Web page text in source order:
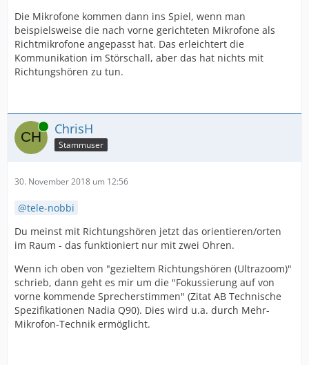
Die Mikrofone kommen dann ins Spiel, wenn man
beispielsweise die nach vorne gerichteten Mikrofone als
Richtmikrofone angepasst hat. Das erleichtert die
Kommunikation im Störschall, aber das hat nichts mit
Richtungshören zu tun.
Online ChrisH
Stammuser
30. November 2018 um 12:56
tele-nobbi
Du meinst mit Richtungshören jetzt das orientieren/orten
im Raum - das funktioniert nur mit zwei Ohren.
Wenn ich oben von "gezieltem Richtungshören (Ultrazoom)"
schrieb, dann geht es mir um die "Fokussierung auf von
vorne kommende Sprecherstimmen" (Zitat AB Technische
Spezifikationen Nadia Q90). Dies wird u.a. durch Mehr-
Mikrofon-Technik ermöglicht.